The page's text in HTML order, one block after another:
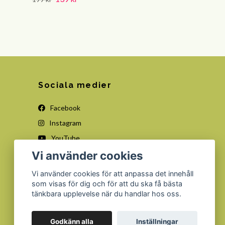
Sociala medier
Facebook
Instagram
YouTube
Vi använder cookies
Vi använder cookies för att anpassa det innehåll
som visas för dig och för att du ska få bästa
tänkbara upplevelse när du handlar hos oss.
Godkänn alla Inställningar